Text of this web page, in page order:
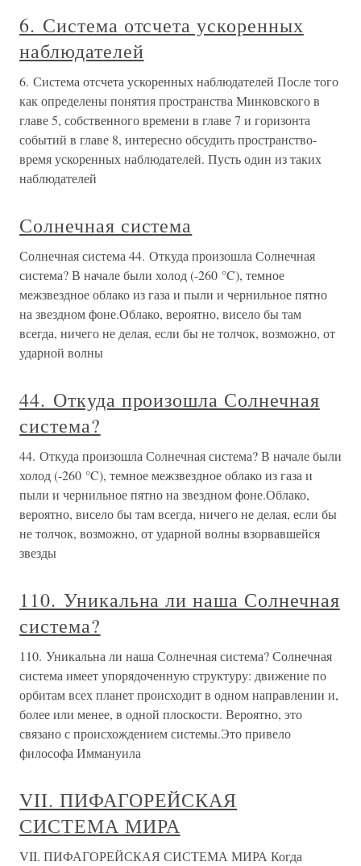
6. Система отсчета ускоренных
наблюдателей
6. Система отсчета ускоренных наблюдателей После того
как определены понятия пространства Минковского в
главе 5, собственного времени в главе 7 и горизонта
событий в главе 8, интересно обсудить пространство-
время ускоренных наблюдателей. Пусть один из таких
наблюдателей
Солнечная система
Солнечная система 44. Откуда произошла Солнечная
система? В начале были холод (-260 °C), темное
межзвездное облако из газа и пыли и чернильное пятно
на звездном фоне.Облако, вероятно, висело бы там
всегда, ничего не делая, если бы не толчок, возможно, от
ударной волны
44. Откуда произошла Солнечная
система?
44. Откуда произошла Солнечная система? В начале были
холод (-260 °C), темное межзвездное облако из газа и
пыли и чернильное пятно на звездном фоне.Облако,
вероятно, висело бы там всегда, ничего не делая, если бы
не толчок, возможно, от ударной волны взорвавшейся
звезды
110. Уникальна ли наша Солнечная
система?
110. Уникальна ли наша Солнечная система? Солнечная
система имеет упорядоченную структуру: движение по
орбитам всех планет происходит в одном направлении и,
более или менее, в одной плоскости. Вероятно, это
связано с происхождением системы.Это привело
философа Иммануила
VII. ПИФАГОРЕЙСКАЯ
СИСТЕМА МИРА
VII. ПИФАГОРЕЙСКАЯ СИСТЕМА МИРА Когда